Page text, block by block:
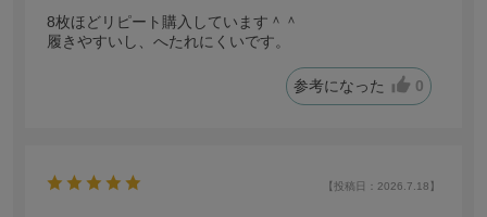
8枚ほどリピート購入しています＾＾
履きやすいし、へたれにくいです。
参考になった 0
【投稿日：2026.7.18】